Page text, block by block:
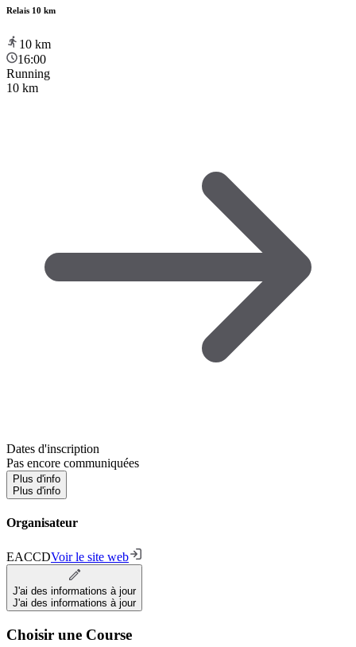
Relais 10 km
10 km
16:00
Running
10 km
Dates d'inscription
Pas encore communiquées
Plus d'info
Plus d'info
Organisateur
EACCDVoir le site web
J'ai des informations à jour
J'ai des informations à jour
Choisir une Course